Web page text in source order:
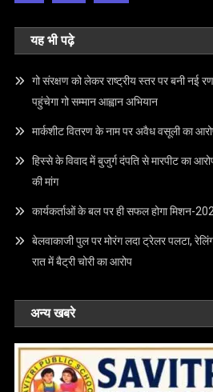
यह भी पढ़े
गो संरक्षण को लेकर राष्ट्रीय स्तर पर बनी नई
पहुंचेगा गो सम्मान आह्वान अभियान
मार्कशीट वितरण के नाम पर अवैध वसूली का
हिस्से के विवाद में बुजुर्ग दंपति से मारपीट का
की मांग
कार्यकर्ताओं के बल पर ही सफल होगा मिशन-
बेलवाकाजी पुल पर मोरंग लदा ट्रेलर पलटा,
रात में बैट्री चोरी का आरोप
अन्य खबरे